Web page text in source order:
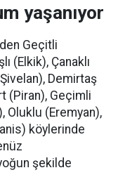
yaşanıyor
Geçitli
(Elkik), Çanaklı
Demirtaş
(Piran), Geçimli
Oluklu (Eremyan),
köylerinde
şekilde